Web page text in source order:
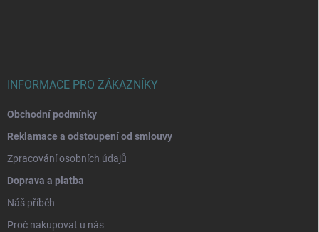
INFORMACE PRO ZÁKAZNÍKY
Obchodní podmínky
Reklamace a odstoupení od smlouvy
Zpracování osobních údajů
Doprava a platba
Náš příběh
Proč nakupovat u nás